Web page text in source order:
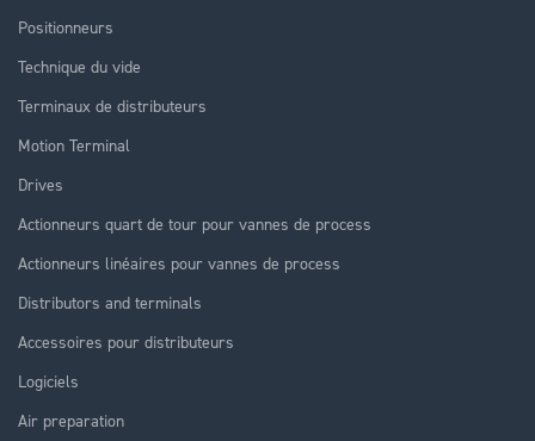
Positionneurs
Technique du vide
Terminaux de distributeurs
Motion Terminal
Drives
Actionneurs quart de tour pour vannes de process
Actionneurs linéaires pour vannes de process
Distributors and terminals
Accessoires pour distributeurs
Logiciels
Air preparation